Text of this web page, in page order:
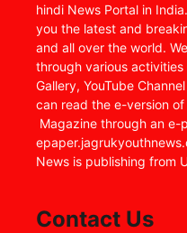
hindi News Portal in
you the latest and
and all over the world.
through various
Gallery, YouTube
can read the e-version
Magazine through an e-
News is publishing from
Contact Us